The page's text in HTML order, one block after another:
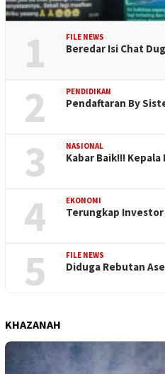
1 FILE NEWS
Beredar Isi Chat
2 PENDIDIKAN
Pendaftaran By
3 NASIONAL
Kabar Baik!!! Kepala
4 EKONOMI
Terungkap
5 FILE NEWS
Diduga Rebutan
KHAZANAH